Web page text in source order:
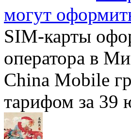
могут
SIM-карты
оператора в
China Mobile
тарифом за 39